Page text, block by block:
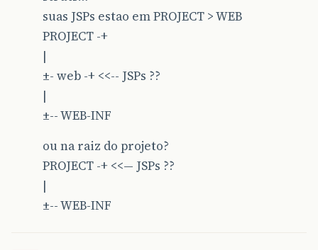
suas JSPs estao em PROJECT > WEB
PROJECT -+
|
±- web -+ <<-- JSPs ??
|
±-- WEB-INF
ou na raiz do projeto?
PROJECT -+ <<— JSPs ??
|
±-- WEB-INF